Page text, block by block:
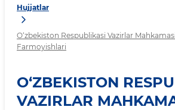
Hujjatlar
O‘zbekiston Respublikasi Vazirlar
Farmoyishlari
O‘ZBEKISTON
VAZIRLAR